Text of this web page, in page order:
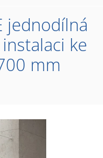
jednodílná
ke
mm